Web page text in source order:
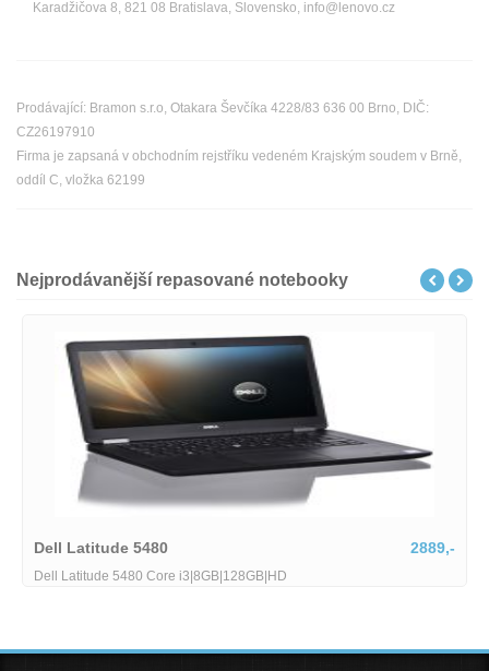
Karadžičova 8, 821 08 Bratislava, Slovensko, info@lenovo.cz
Prodávající: Bramon s.r.o, Otakara Ševčíka 4228/83 636 00 Brno, DIČ:
CZ26197910
Firma je zapsaná v obchodním rejstříku vedeném Krajským soudem v Brně,
oddíl C, vložka 62199
Nejprodávanější repasované notebooky
Dell Latitude 5480 2889,-
Dell Latitude 5480 Core i3|8GB|128GB|HD